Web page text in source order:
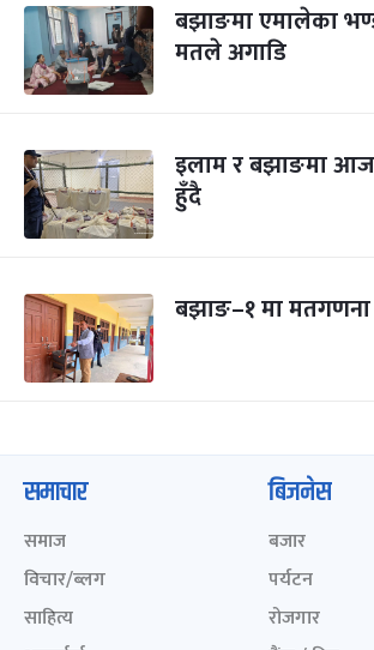
बझाङमा एमालेका
मतले अगाडि
इलाम र बझाङमा
हुँदै
बझाङ–१ मा
समाचार
समाज
विचार/ब्लग
साहित्य
बिजनेस
बजार
पर्यटन
रोजगार